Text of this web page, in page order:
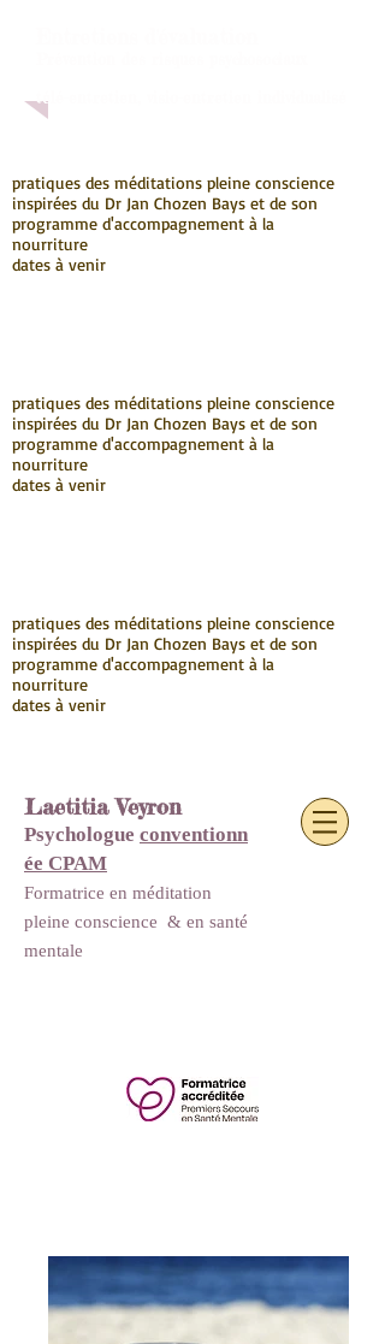
télé-entretien, visio-entretien individualisé
pratiques des méditations pleine conscience
inspirées du Dr Jan Chozen Bays et de son
programme d'accompagnement à la
nourriture
dates à venir
pratiques des méditations pleine conscience
inspirées du Dr Jan Chozen Bays et de son
programme d'accompagnement à la
nourriture
dates à venir
pratiques des méditations pleine conscience
inspirées du Dr Jan Chozen Bays et de son
programme d'accompagnement à la
nourriture
dates à venir
Laetitia Veyron
Psychologue conventionn
ée CPAM
Formatrice en méditation
pleine conscience & en santé
mentale